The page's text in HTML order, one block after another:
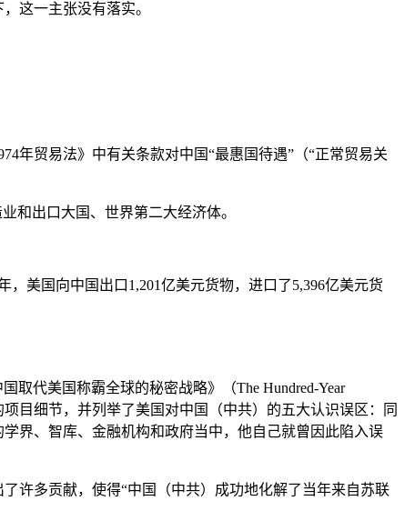
这一主张没有落实。
年贸易法》中有关条款对中国“最惠国待遇”（“正常贸易关
和出口大国、世界第二大经济体。
美国向中国出口1,201亿美元货物，进口了5,396亿美元货
取代美国称霸全球的秘密战略》（The Hundred-Year
项目细节，并列举了美国对中国（中共）的五大认识误区：同
界、智库、金融机构和政府当中，他自己就曾因此陷入误
许多贡献，使得“中国（中共）成功地化解了当年来自苏联